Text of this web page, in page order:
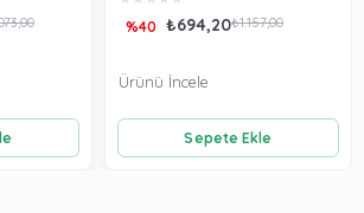
₺694,20₺1.157,00
%40
Sepete Ekle
Ürünü İncele